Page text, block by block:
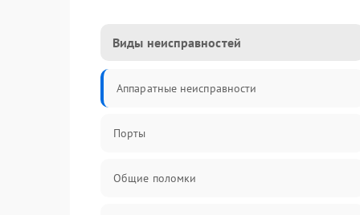
Виды неисправностей
Аппаратные неисправности
Порты
Общие поломки